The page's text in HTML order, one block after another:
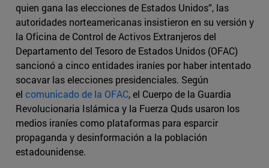
quien gana las elecciones de Estados Unidos”, las
autoridades norteamericanas insistieron en su versión y
la Oficina de Control de Activos Extranjeros del
Departamento del Tesoro de Estados Unidos (OFAC)
sancionó a cinco entidades iraníes por haber intentado
socavar las elecciones presidenciales. Según
el comunicado de la OFAC, el Cuerpo de la Guardia
Revolucionaria Islámica y la Fuerza Quds usaron los
medios iraníes como plataformas para esparcir
propaganda y desinformación a la población
estadounidense.